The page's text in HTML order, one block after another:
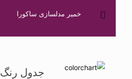
خمیر مدلسازی ساکورا
جدول رنگ